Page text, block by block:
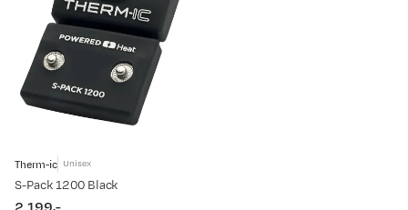
Therm-ic Unisex
S-Pack 1200 Black